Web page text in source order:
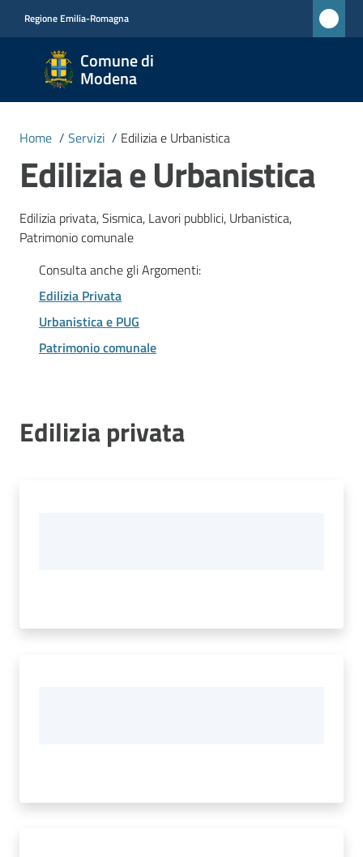
Regione Emilia-Romagna
Comune di
Modena
Comune
di
Modena
CIVICA
MONET
Amministrazione
Novità
Servizi
Menu selezionato
Home / Servizi / Edilizia e Urbanistica
Edilizia e Urbanistica
Edilizia privata, Sismica, Lavori pubblici, Urbanistica,
Patrimonio comunale
Consulta anche gli Argomenti:
Edilizia Privata
Urbanistica e PUG
Patrimonio comunale
Edilizia privata